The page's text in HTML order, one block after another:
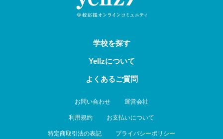
学校を探す
Yellzについて
よくあるご質問
お問い合わせ 運営会社
利用規約 お支払いについて
特定商取引法の表記 プライバシーポリシー